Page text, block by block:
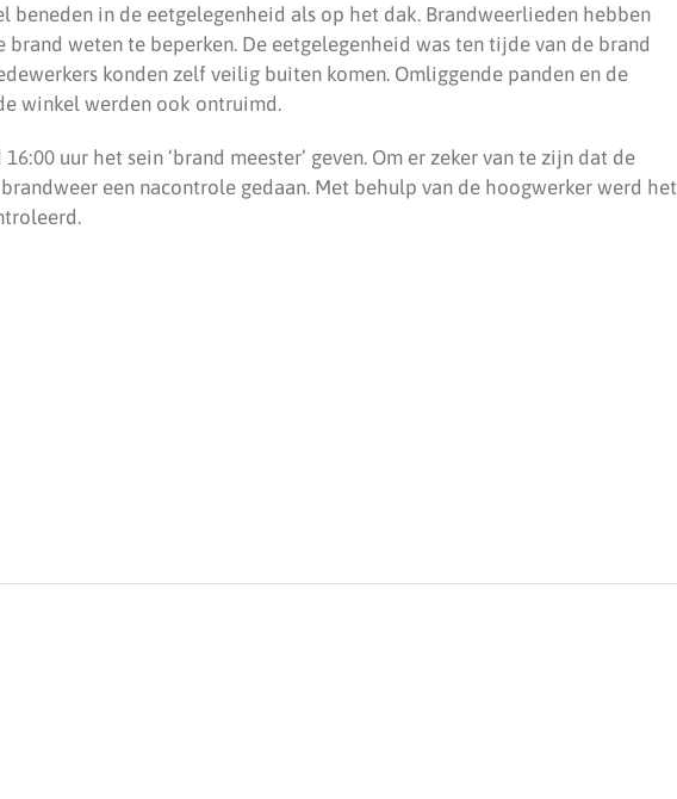
beneden in de eetgelegenheid als op het dak. Brandweerlieden hebben
brand weten te beperken. De eetgelegenheid was ten tijde van de brand
konden zelf veilig buiten komen. Omliggende panden en de
winkel werden ook ontruimd.
uur het sein ‘brand meester’ geven. Om er zeker van te zijn dat de
een nacontrole gedaan. Met behulp van de hoogwerker werd het